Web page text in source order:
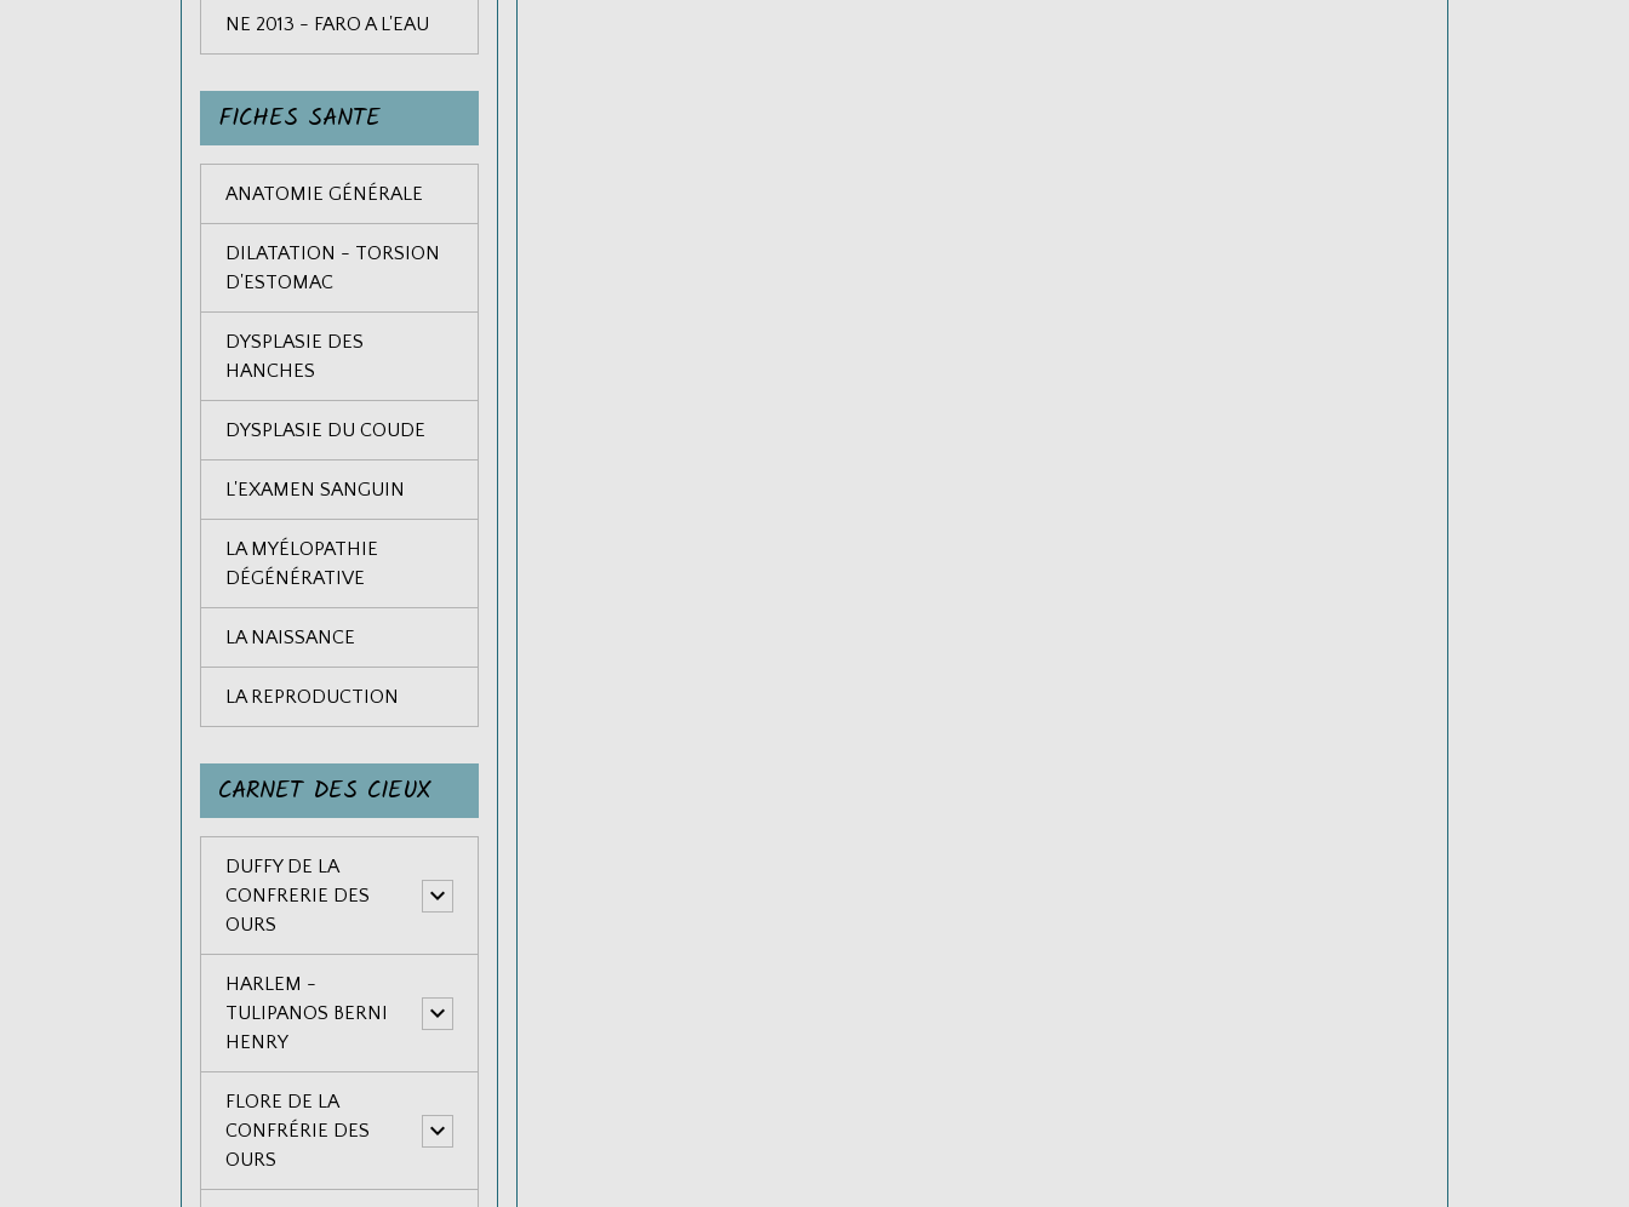
NE 2013 - FARO A L'EAU
FICHES SANTE
ANATOMIE GÉNÉRALE
DILATATION - TORSION
D'ESTOMAC
DYSPLASIE DES
HANCHES
DYSPLASIE DU COUDE
L'EXAMEN SANGUIN
LA MYÉLOPATHIE
DÉGÉNÉRATIVE
LA NAISSANCE
LA REPRODUCTION
CARNET DES CIEUX
DUFFY DE LA
CONFRERIE DES
OURS
HARLEM -
TULIPANOS BERNI
HENRY
FLORE DE LA
CONFRÉRIE DES
OURS